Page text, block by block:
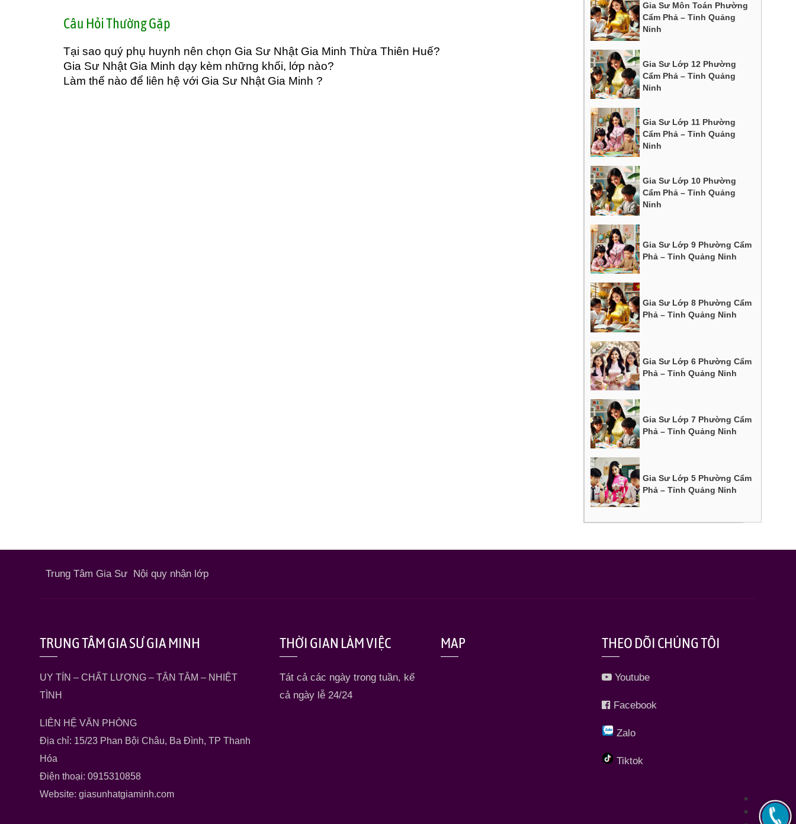
Câu Hỏi Thường Gặp
Tại sao quý phụ huynh nên chọn Gia Sư Nhật Gia Minh Thừa Thiên Huế?
Gia Sư Nhật Gia Minh dạy kèm những khối, lớp nào?
Làm thế nào để liên hệ với Gia Sư Nhật Gia Minh ?
Gia Sư Môn Toán Phường
Cẩm Phả – Tỉnh Quảng
Ninh
Gia Sư Lớp 12 Phường
Cẩm Phả – Tỉnh Quảng
Ninh
Gia Sư Lớp 11 Phường
Cẩm Phả – Tỉnh Quảng
Ninh
Gia Sư Lớp 10 Phường
Cẩm Phả – Tỉnh Quảng
Ninh
Gia Sư Lớp 9 Phường Cẩm
Phả – Tỉnh Quảng Ninh
Gia Sư Lớp 8 Phường Cẩm
Phả – Tỉnh Quảng Ninh
Gia Sư Lớp 6 Phường Cẩm
Phả – Tỉnh Quảng Ninh
Gia Sư Lớp 7 Phường Cẩm
Phả – Tỉnh Quảng Ninh
Gia Sư Lớp 5 Phường Cẩm
Phả – Tỉnh Quảng Ninh
Trung Tâm Gia Sư Nội quy nhận lớp
TRUNG TÂM GIA SƯ GIA MINH
UY TÍN – CHẤT LƯỢNG – TẬN TÂM – NHIỆT
TÌNH
LIÊN HỆ VĂN PHÒNG
Địa chỉ: 15/23 Phan Bội Châu, Ba Đình, TP Thanh
Hóa
Điện thoại: 0915310858
Website: giasunhatgiaminh.com
THỜI GIAN LÀM VIỆC
Tát cả các ngày trong tuần, kể
cả ngày lễ 24/24
MAP THEO DÕI CHÚNG TÔI
Youtube
Facebook
Zalo
Tiktok